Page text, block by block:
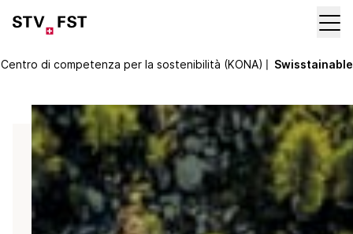
Centro di competenza per la sostenibilità (KONA) 〡 Swisstainable